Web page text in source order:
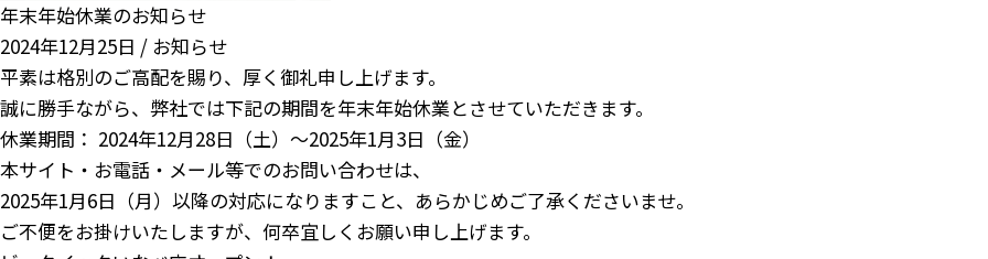
年末年始休業のお知らせ
2024年12月25日 / お知らせ
平素は格別のご高配を賜り、厚く御礼申し上げます。
誠に勝手ながら、弊社では下記の期間を年末年始休業とさせていただきます。
休業期間： 2024年12月28日（土）～2025年1月3日（金）
本サイト・お電話・メール等でのお問い合わせは、
2025年1月6日（月）以降の対応になりますこと、あらかじめご了承くださいませ。
ご不便をお掛けいたしますが、何卒宜しくお願い申し上げます。